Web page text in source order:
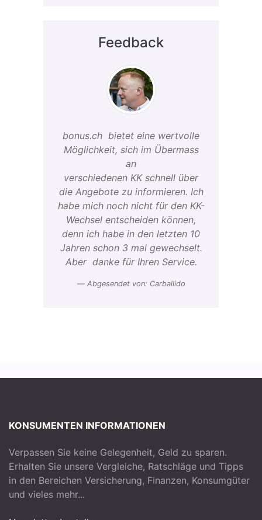
Feedback
bonus.ch bietet eine wertvolle
Möglichkeit, sich im Übermass
an
verschiedenen KK schnell über
die Angebote zu informieren. Ich
habe mich noch nicht für den KK-
Wechsel entscheiden können,
denn ich habe in den letzten 10
Jahren schon 3 mal gewechselt.
Aber danke für Ihren Service.
Abgesendet von: Carballido
KONSUMENTEN INFORMATIONEN
Verpassen Sie keine Gelegenheit, Geld zu sparen.
Erhalten Sie unsere Vergleiche, Ratschläge und Tipps
in den Bereichen Versicherung, Finanzen, Konsumgüter
und vieles mehr...